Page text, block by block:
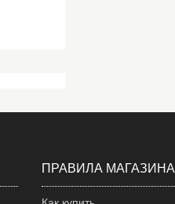
ПРАВИЛА МАГАЗИНА